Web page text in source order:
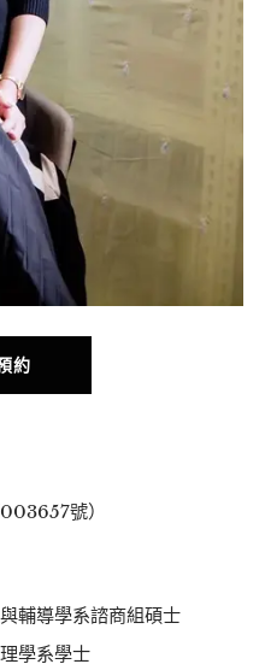
約
號）
輔導學系諮商組碩士
學系學士